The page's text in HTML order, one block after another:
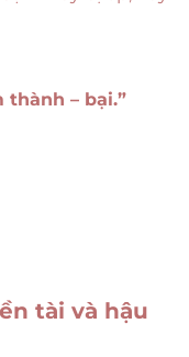
– bại.”
tài và hậu